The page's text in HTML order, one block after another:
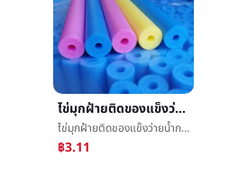
ไข่มุกฝ้ายติดของแข็งว่ายน้ำการพยุงราคาติดผู้ใหญ่เด็กว่ายน้ำติดไข่มุกฝ้ายโฟมการกรอกบทความ
ไข่มุกฝ้ายติดของแข็งว่ายน้ำการพยุงราคาติดผู้ใหญ่เด็กว่ายน้ำติดไข่มุกฝ้ายโฟมการกรอกบทความ
฿3.11